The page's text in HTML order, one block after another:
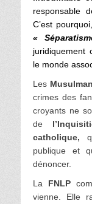
responsable
C’est
«
juridiquement
le monde
Les
crimes des
croyants ne
de
catholique,
publique et
dénoncer.
La FNLP
vienne. Elle